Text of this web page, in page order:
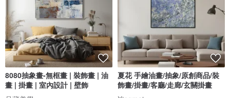
8080抽象畫-無框畫 | 裝飾畫 | 油
畫 | 掛畫 | 室內設計 | 壁飾
夏花 手繪油畫/抽象/原創商品/裝
飾畫/掛畫/客廳/走廊/玄關掛畫